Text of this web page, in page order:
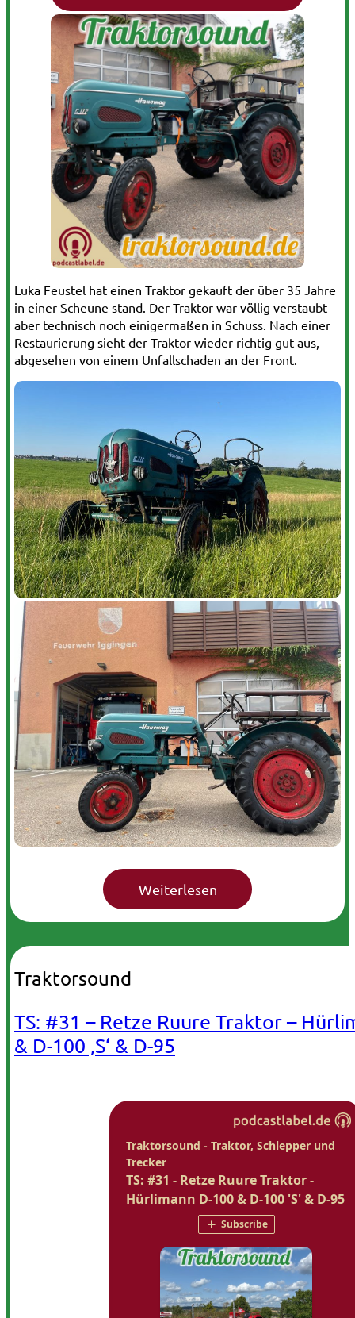
Luka Feustel hat einen Traktor gekauft der über 35 Jahre
in einer Scheune stand. Der Traktor war völlig verstaubt
aber technisch noch einigermaßen in Schuss. Nach einer
Restaurierung sieht der Traktor wieder richtig gut aus,
abgesehen von einem Unfallschaden an der Front.
Traktorsound
TS: #31 – Retze Ruure Traktor –
& D-100 ‚S‘ & D-95